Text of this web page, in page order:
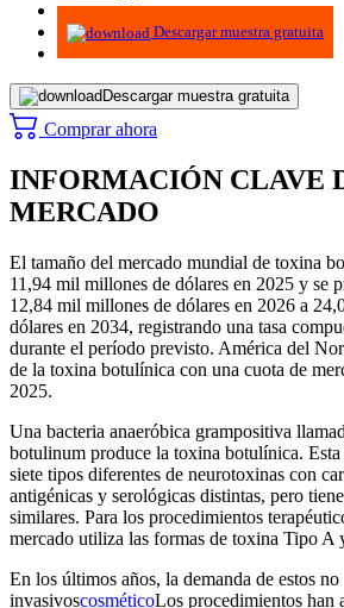
Infografías
Descargar muestra gratuita
Descargar muestra gratuita
Comprar ahora
INFORMACIÓN CLAVE
MERCADO
El tamaño del mercado mundial de toxina
11,94 mil millones de dólares en 2025 y se
12,84 mil millones de dólares en 2026 a
dólares en 2034, registrando una tasa
durante el período previsto. América del
de la toxina botulínica con una cuota de
2025.
Una bacteria anaeróbica grampositiva
botulinum produce la toxina botulínica.
siete tipos diferentes de neurotoxinas con
antigénicas y serológicas distintas, pero
similares. Para los procedimientos
mercado utiliza las formas de toxina Tipo A
En los últimos años, la demanda de estos no
invasivoscosméticoLos procedimientos han